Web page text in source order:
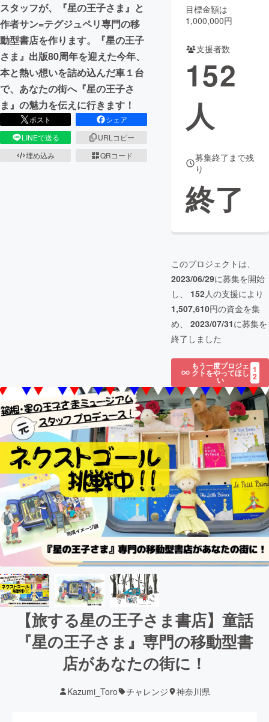
CAMPFIREふるさと納税machi-ya コミュニティ
スタッフが、『星の王子さま』と
作者サン=テグジュペリ専門の移
動型書店を作ります。『星の王子
さま』出版80周年を迎えた今年、
本と熱い想いを詰め込んだ車１台
で、あなたの街へ『星の王子さ
ま』の魅力を伝えに行きます！
ポスト
シェア
LINEで送る
URLコピー
埋め込み
QRコード
目標金額は
1,000,000円
支援者数
152
人
募集終了まで残
り
終了
このプロジェクトは、
2023/06/29に募集を開始
し、 152人の支援により
1,507,610円の資金を集
め、 2023/07/31に募集を
終了しました
もう一度プロジェ
クトをやってほし
い
1
2
【旅する星の王子さま書店】童話
『星の王子さま』専門の移動型書
店があなたの街に！
Kazumi_Toro チャレンジ 神奈川県